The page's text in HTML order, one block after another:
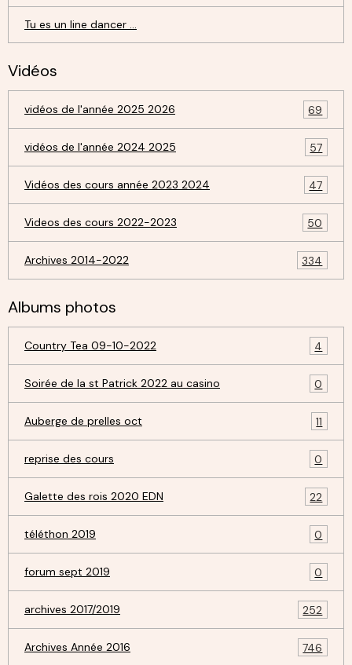
Tu es un line dancer ...
Vidéos
vidéos de l'année 2025 2026 69
vidéos de l'année 2024 2025 57
Vidéos des cours année 2023 2024 47
Videos des cours 2022-2023 50
Archives 2014-2022 334
Albums photos
Country Tea 09-10-2022 4
Soirée de la st Patrick 2022 au casino 0
Auberge de prelles oct 11
reprise des cours 0
Galette des rois 2020 EDN 22
téléthon 2019 0
forum sept 2019 0
archives 2017/2019 252
Archives Année 2016 746